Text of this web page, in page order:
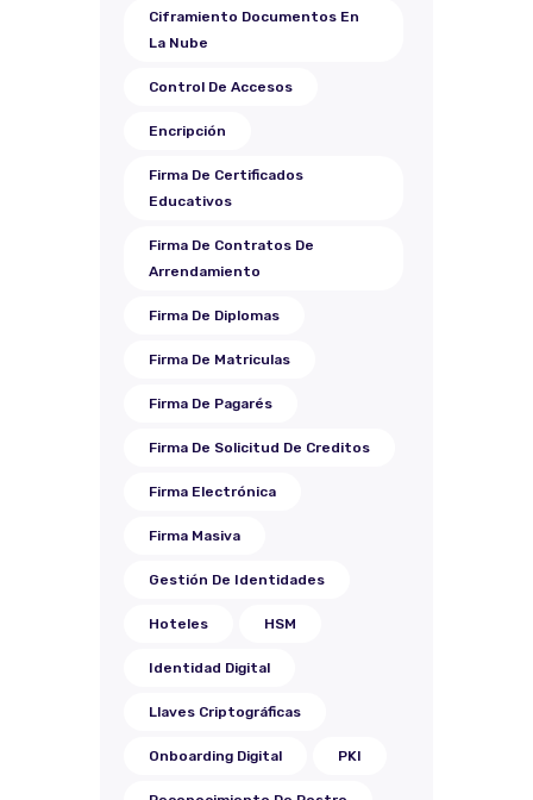
Ciframiento Documentos En
La Nube
Control De Accesos
Encripción
Firma De Certificados
Educativos
Firma De Contratos De
Arrendamiento
Firma De Diplomas
Firma De Matriculas
Firma De Pagarés
Firma De Solicitud De Creditos
Firma Electrónica
Firma Masiva
Gestión De Identidades
Hoteles HSM
Identidad Digital
Llaves Criptográficas
Onboarding Digital PKI